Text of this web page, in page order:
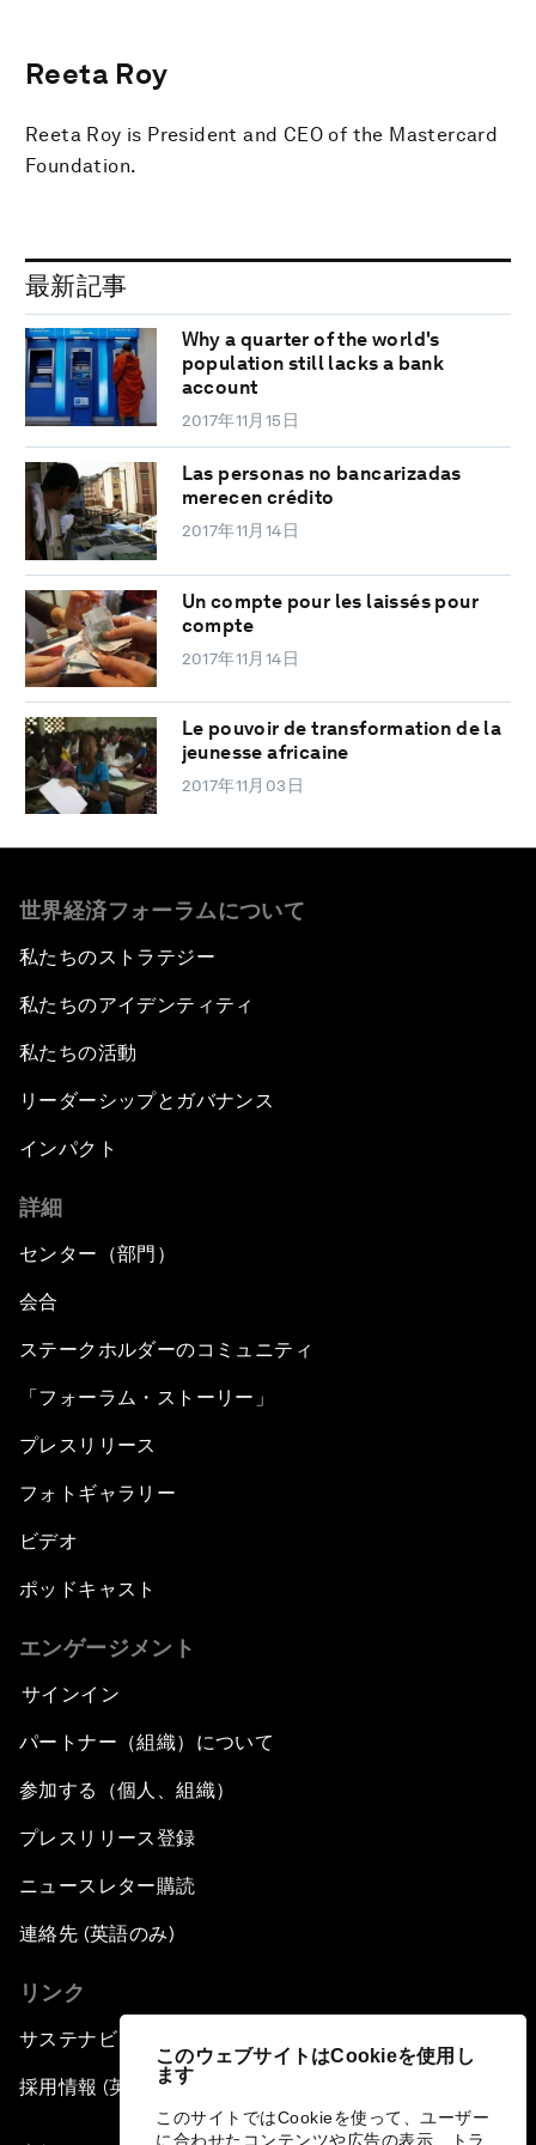
このウェブサイトはCookieを使用し
ます
このサイトではCookieを使って、ユーザー
に合わせたコンテンツや広告の表示、トラ
Reeta Roy
Reeta Roy is President and CEO of the Mastercard
Foundation.
最新記事
Why a quarter of the world's
population still lacks a bank
account
2017年11月15日
Las personas no bancarizadas
merecen crédito
2017年11月14日
Un compte pour les laissés pour
compte
2017年11月14日
Le pouvoir de transformation de la
jeunesse africaine
2017年11月03日
世界経済フォーラムについて
私たちのストラテジー
私たちのアイデンティティ
私たちの活動
リーダーシップとガバナンス
インパクト
詳細
センター（部門）
会合
ステークホルダーのコミュニティ
「フォーラム・ストーリー」
プレスリリース
フォトギャラリー
ビデオ
ポッドキャスト
エンゲージメント
サインイン
パートナー（組織）について
参加する（個人、組織）
プレスリリース登録
ニュースレター購読
連絡先 (英語のみ)
リンク
サステナビリティへの取り組み
採用情報 (英語のみ)